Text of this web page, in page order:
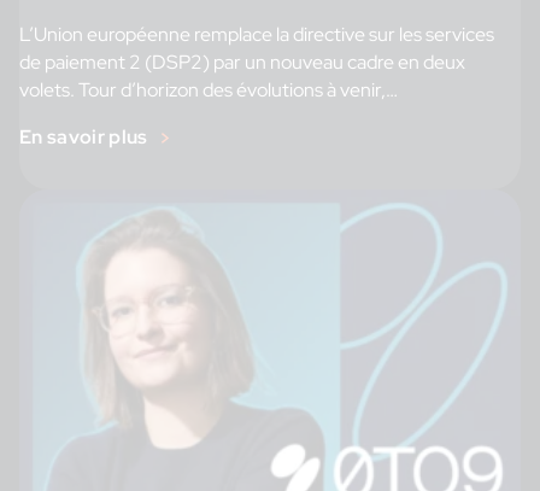
L’Union européenne remplace la directive sur les services
de paiement 2 (DSP2) par un nouveau cadre en deux
volets. Tour d’horizon des évolutions à venir,
En savoir plus